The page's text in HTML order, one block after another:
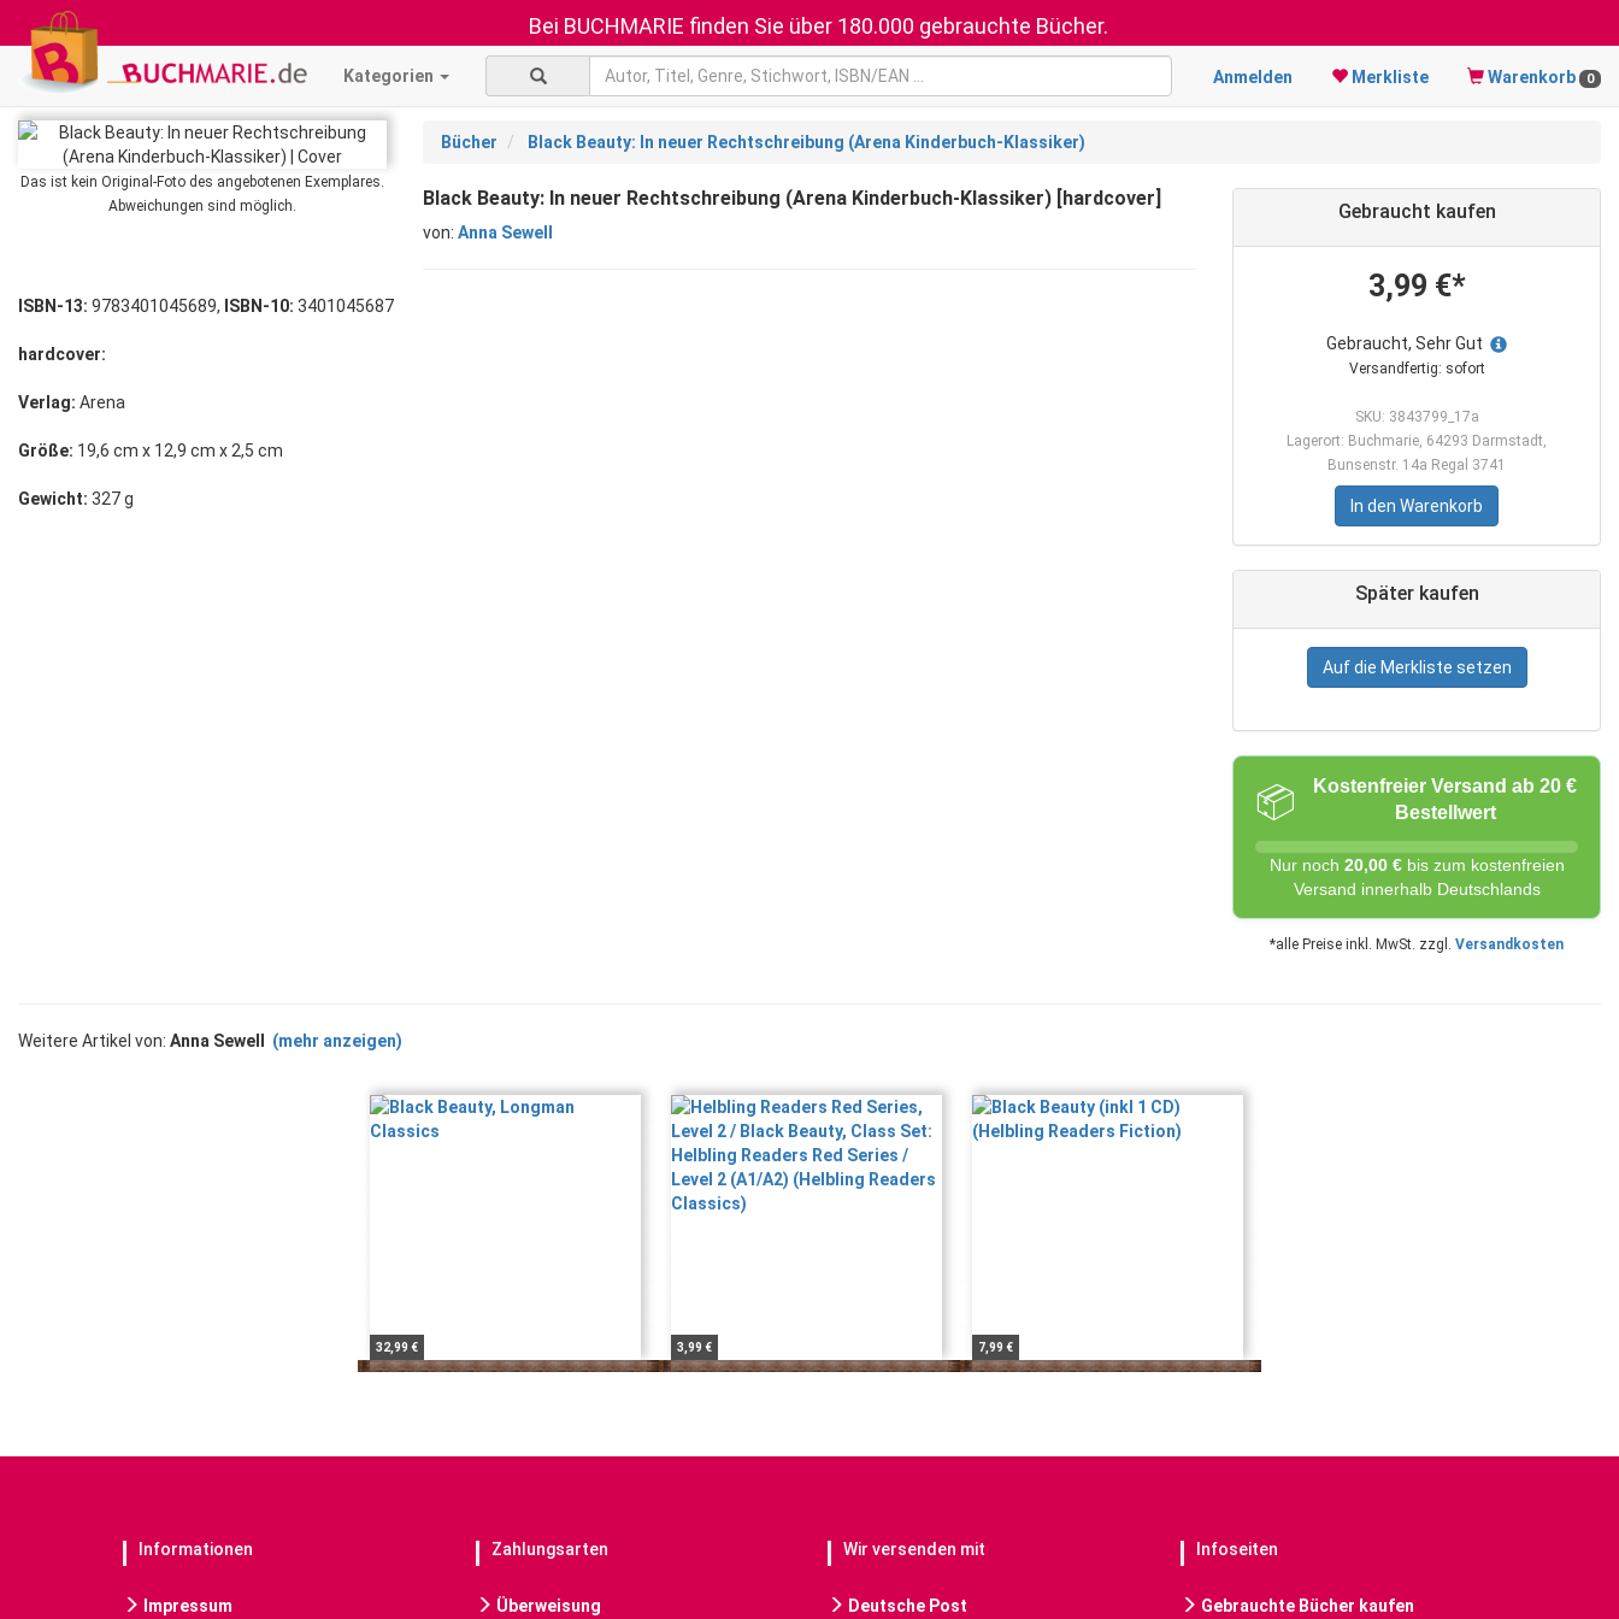
Bei BUCHMARIE finden Sie über 180.000 gebrauchte Bücher.
Kategorien Anmelden Merkliste Warenkorb 0
Das ist kein Original-Foto des angebotenen Exemplares.
Abweichungen sind möglich.
Bücher Black Beauty: In neuer Rechtschreibung (Arena Kinderbuch-Klassiker)
Black Beauty: In neuer Rechtschreibung (Arena Kinderbuch-Klassiker) [hardcover]
von: Anna Sewell
Gebraucht kaufen
3,99 €*
Gebraucht, Sehr Gut
Versandfertig: sofort
SKU: 3843799_17a
Lagerort: Buchmarie, 64293 Darmstadt,
Bunsenstr. 14a Regal 3741
In den Warenkorb
Später kaufen
Auf die Merkliste setzen
📦
Kostenfreier Versand ab 20 €
Bestellwert
Nur noch 20,00 €bis zum kostenfreien
Versand innerhalb Deutschlands
*alle Preise inkl. MwSt. zzgl. Versandkosten
ISBN-13: 9783401045689, ISBN-10: 3401045687
hardcover:
Verlag: Arena
Größe: 19,6 cm x 12,9 cm x 2,5 cm
Gewicht: 327 g
Weitere Artikel von: Anna Sewell (mehr anzeigen)
32,99 € 3,99 € 7,99 €
Informationen
Impressum
Zahlungsarten
Überweisung
Wir versenden mit
Deutsche Post
Infoseiten
Gebrauchte Bücher kaufen